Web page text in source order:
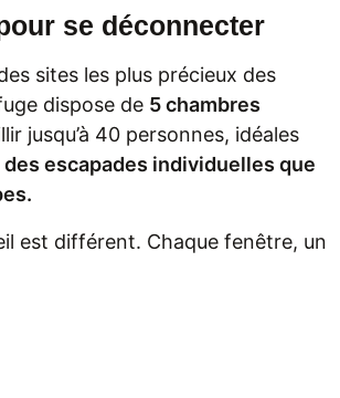
se déconnecter
sites les plus précieux des
dispose de 5 chambres
jusqu’à 40 personnes, idéales
des escapades individuelles que
est différent. Chaque fenêtre, un